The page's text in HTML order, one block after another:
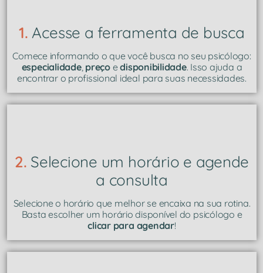
1. Acesse a ferramenta de busca
Comece informando o que você busca no seu psicólogo:
especialidade, preçoedisponibilidade. Isso ajuda a
encontrar o profissional ideal para suas necessidades.
2. Selecione um horário e agende
a consulta
Selecione o horário que melhor se encaixa na sua rotina.
Basta escolher um horário disponível do psicólogo e
clicar para agendar!